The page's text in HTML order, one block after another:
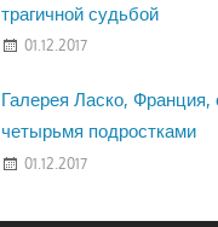
трагичной судьбой
01.12.2017
Галерея Ласко, Франция,
четырьмя подростками
01.12.2017